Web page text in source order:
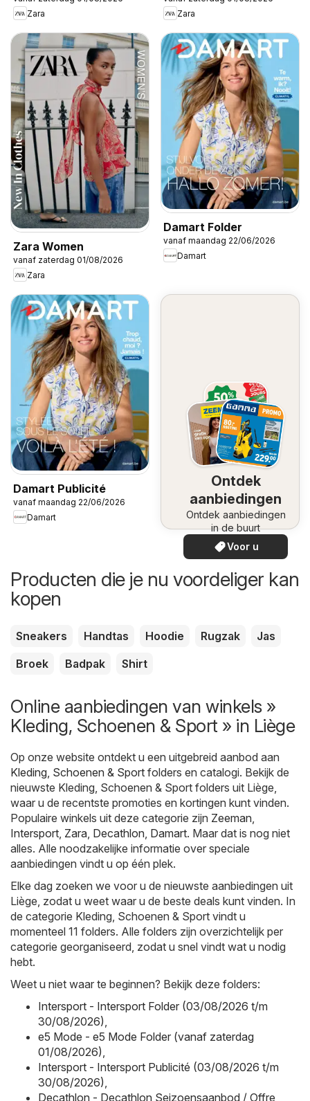
Zara
Zara
Zara Women
vanaf zaterdag 01/08/2026
Zara
Damart Folder
vanaf maandag 22/06/2026
Damart
Damart Publicité
vanaf maandag 22/06/2026
Damart
Ontdek
aanbiedingen
Ontdek aanbiedingen
in de buurt
Voor u
Producten die je nu voordeliger kan
kopen
Sneakers Handtas Hoodie Rugzak
Jas
Broek
Badpak Shirt
Online aanbiedingen van winkels »
Kleding, Schoenen & Sport » in Liège
Op onze website ontdekt u een uitgebreid aanbod aan
Kleding, Schoenen & Sport folders en catalogi. Bekijk de
nieuwste Kleding, Schoenen & Sport folders uit Liège,
waar u de recentste promoties en kortingen kunt vinden.
Populaire winkels uit deze categorie zijn Zeeman,
Intersport, Zara, Decathlon, Damart. Maar dat is nog niet
alles. Alle noodzakelijke informatie over speciale
aanbiedingen vindt u op één plek.
Elke dag zoeken we voor u de nieuwste aanbiedingen uit
Liège, zodat u weet waar u de beste deals kunt vinden. In
de categorie Kleding, Schoenen & Sport vindt u
momenteel 11 folders. Alle folders zijn overzichtelijk per
categorie georganiseerd, zodat u snel vindt wat u nodig
hebt.
Weet u niet waar te beginnen? Bekijk deze folders:
Intersport - Intersport Folder (03/08/2026 t/m
30/08/2026),
e5 Mode - e5 Mode Folder (vanaf zaterdag
01/08/2026),
Intersport - Intersport Publicité (03/08/2026 t/m
30/08/2026),
Decathlon - Decathlon Seizoensaanbod / Offre